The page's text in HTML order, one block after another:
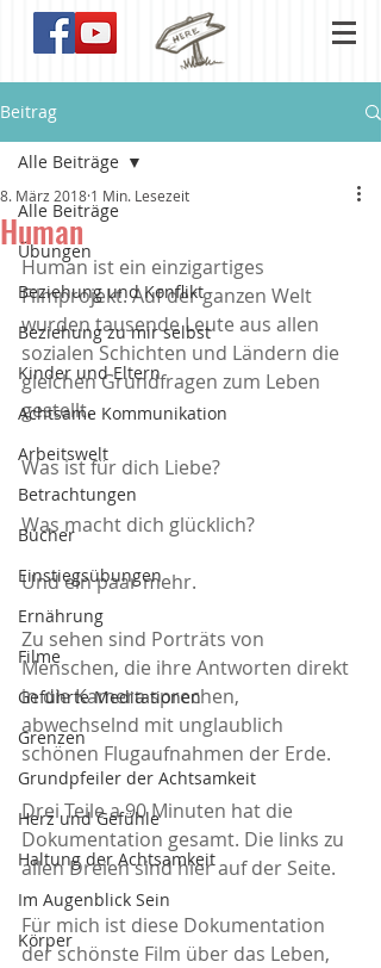
Beitrag
Alle Beiträge
Übungen
Beziehung und Konflikt
Beziehung zu mir selbst
Kinder und Eltern
Achtsame Kommunikation
Arbeitswelt
Betrachtungen
Bücher
Einstiegsübungen
Ernährung
Filme
Geführte Meditationen
Grenzen
Grundpfeiler der Achtsamkeit
Herz und Gefühle
Haltung der Achtsamkeit
Im Augenblick Sein
Körper
Alle Beiträge
Human
8. März 2018 1 Min. Lesezeit
Human ist ein einzigartiges
Filmprojekt. Auf der ganzen Welt
wurden tausende Leute aus allen
sozialen Schichten und Ländern die
gleichen Grundfragen zum Leben
gestellt.
Was ist für dich Liebe?
Was macht dich glücklich?
Und ein paar mehr.
Zu sehen sind Porträts von
Menschen, die ihre Antworten direkt
in die Kamera sprechen,
abwechselnd mit unglaublich
schönen Flugaufnahmen der Erde.
Drei Teile a 90 Minuten hat die
Dokumentation gesamt. Die links zu
allen Dreien sind hier auf der Seite.
Für mich ist diese Dokumentation
der schönste Film über das Leben,